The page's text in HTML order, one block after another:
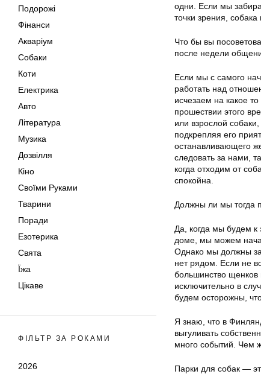
Подорожі
Фінанси
Акваріум
Собаки
Коти
Електрика
Авто
Література
Музика
Дозвілля
Кіно
Своїми Руками
Тварини
Поради
Езотерика
Свята
Їжа
Цікаве
ФІЛЬТР ЗА РОКАМИ
2026
одни. Если мы
точки зрения,
Что бы вы
после недели
Если мы с самого
работать над
исчезаем на какое
прошествии этого
или взрослой
подкрепляя его
останавливающего
следовать за нами,
когда отходим от
спокойна.
Должны ли мы тогда
Да, когда мы будем к
доме, мы можем
Однако мы должны
нет рядом. Если не
большинство щенков
исключительно в
будем осторожны,
Я знаю, что в
выгуливать
много событий. Чем
Парки для собак —